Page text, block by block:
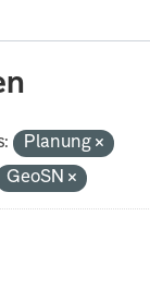
Planung
GeoSN